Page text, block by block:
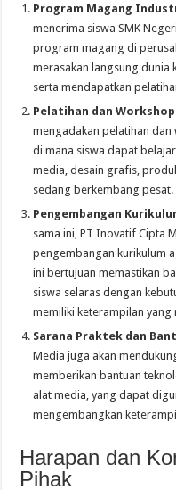
Program Magang
menerima siswa SMK
program magang di
merasakan langsung
serta mendapatkan
Pelatihan dan
mengadakan pelatihan dan
di mana siswa dapat
media, desain grafis,
sedang berkembang pesat.
Pengembangan
sama ini, PT Inovatif Cipta
pengembangan kurikulum
ini bertujuan memastikan
siswa selaras dengan
memiliki keterampilan yang
Sarana Praktek dan
Media juga akan
memberikan bantuan
alat media, yang dapat
mengembangkan
Harapan dan
Pihak